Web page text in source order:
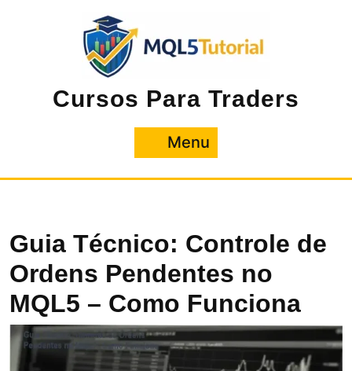
Cursos Para Traders
Menu
Guia Técnico: Controle de
Ordens Pendentes no
MQL5 – Como Funciona